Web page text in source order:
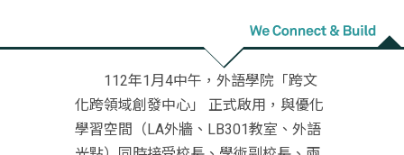
▲ 外語大樓 LB301
112年1月4中午，外語學院「跨文
化跨領域創發中心」 正式啟用，與優化
學習空間（LA外牆、LB301教室、外語